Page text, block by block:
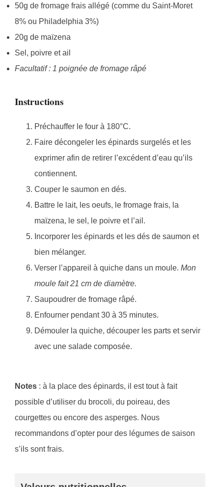
50g de fromage frais allégé (comme du Saint-Moret
8% ou Philadelphia 3%)
20g de maïzena
Sel, poivre et ail
Facultatif : 1 poignée de fromage râpé
Instructions
Préchauffer le four à 180°C.
Faire décongeler les épinards surgelés et les
exprimer afin de retirer l’excédent d’eau qu’ils
contiennent.
Couper le saumon en dés.
Battre le lait, les oeufs, le fromage frais, la
maïzena, le sel, le poivre et l’ail.
Incorporer les épinards et les dés de saumon et
bien mélanger.
Verser l’appareil à quiche dans un moule. Mon
moule fait 21 cm de diamètre.
Saupoudrer de fromage râpé.
Enfourner pendant 30 à 35 minutes.
Démouler la quiche, découper les parts et servir
avec une salade composée.
Notes : à la place des épinards, il est tout à fait
possible d’utiliser du brocoli, du poireau, des
courgettes ou encore des asperges. Nous
recommandons d’opter pour des légumes de saison
s’ils sont frais.